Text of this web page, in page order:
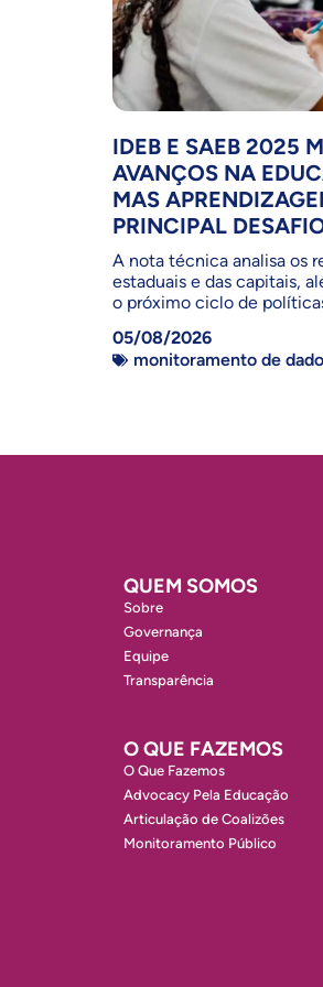
IDEB E SAEB 2025
AVANÇOS NA
MAS
PRINCIPAL
A nota técnica analisa os
estaduais e das capitais,
o próximo ciclo de
05/08/2026
monitoramento de
QUEM SOMOS
Sobre
Governança
Equipe
Transparência
O QUE FAZEMOS
O Que Fazemos
Advocacy Pela Educação
Articulação de Coalizões
Monitoramento Público